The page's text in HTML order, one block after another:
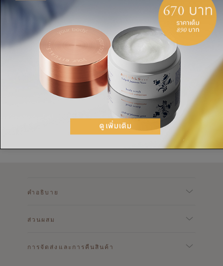
วิธีใช้
หยดออยล์ 3-5 หยดลงบนใบหน้าที่ล้างสะอาดและแห้ง
แล้ว นวดอย่างแผ่วเบาและกระจายให้ทั่วกัน ได้ใช้
หนึ่งถึงสองครั้งต่อวัน
คำอธิบาย
ส่วนผสม
การจัดส่งและการคืนสินค้า